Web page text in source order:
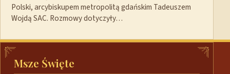
Polski, arcybiskupem metropolitą gdańskim Tadeuszem
Wojdą SAC. Rozmowy dotyczyły…
Msze Święte